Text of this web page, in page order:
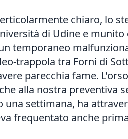
chiaro, lo
di Udine e
temporaneo
trappola tra Forni di
parecchia fame.
alla nostra preventiva
settimana, ha
frequentato anche